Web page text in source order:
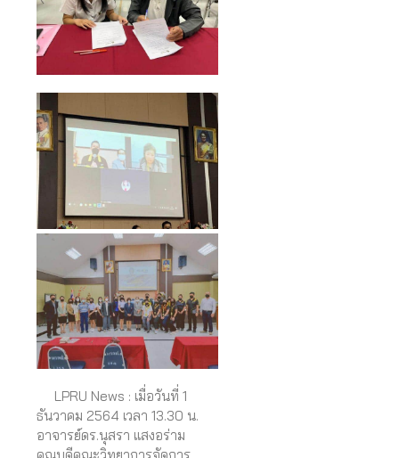
LPRU News : เมื่อวันที่ 1
ธันวาคม 2564 เวลา 13.30 น.
อาจารย์ดร.นุสรา แสงอร่าม